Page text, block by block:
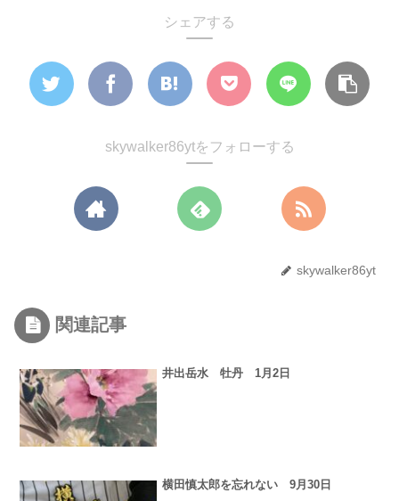
シェアする
skywalker86ytをフォローする
skywalker86yt
関連記事
井出岳水 牡丹 1月2日
横田慎太郎を忘れない 9月30日